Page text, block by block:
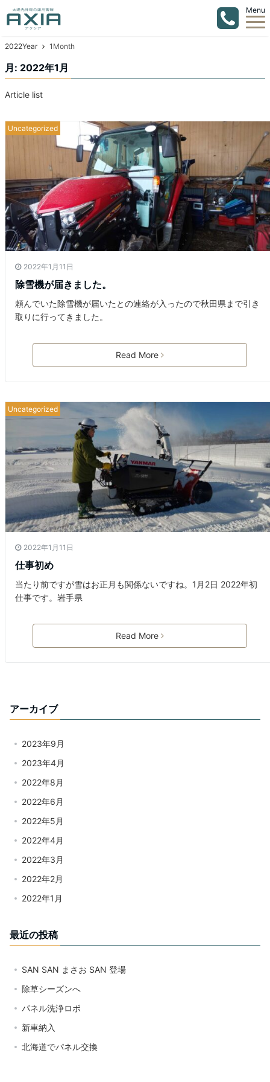
Menu
2022Year 1Month
月: 2022年1月
Article list
Uncategorized
2022年1月11日
除雪機が届きました。
頼んでいた除雪機が届いたとの連絡が入ったので秋田県まで引き
取りに行ってきました。
Read More
Uncategorized
2022年1月11日
仕事初め
当たり前ですが雪はお正月も関係ないですね。1月2日 2022年初
仕事です。岩手県
Read More
アーカイブ
2023年9月
2023年4月
2022年8月
2022年6月
2022年5月
2022年4月
2022年3月
2022年2月
2022年1月
最近の投稿
SAN SAN まさお SAN 登場
除草シーズンへ
パネル洗浄ロボ
新車納入
北海道でパネル交換